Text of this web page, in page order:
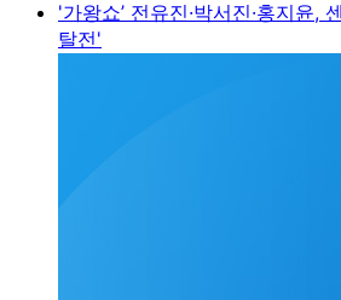
'가왕쇼’ 전유진·박서진·홍지윤,
탈전'